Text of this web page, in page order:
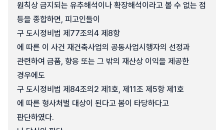
원칙상 금지되는 유추해석이나 확장해석이라고 볼 수 없는 점
등을 종합하면, 피고인들이
구 도시정비법 제77조의4 제8항
에 따른 이 사건 재건축사업의 공동사업시행자의 선정과
관련하여 금품, 향응 또는 그 밖의 재산상 이익을 제공한
경우에도
구 도시정비법 제84조의2 제1호, 제11조 제5항 제1호
에 따른 형사처벌 대상이 된다고 봄이 타당하다고
판단하였다.